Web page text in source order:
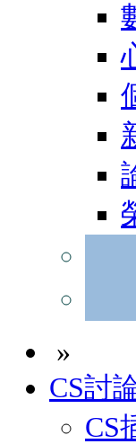
»
CS討
CS